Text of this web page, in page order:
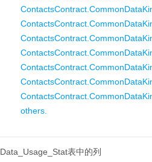
others.
Data_Usage_Stat表中的列